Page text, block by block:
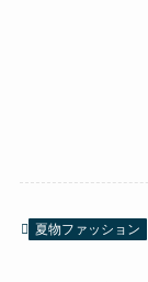
夏物ファッション